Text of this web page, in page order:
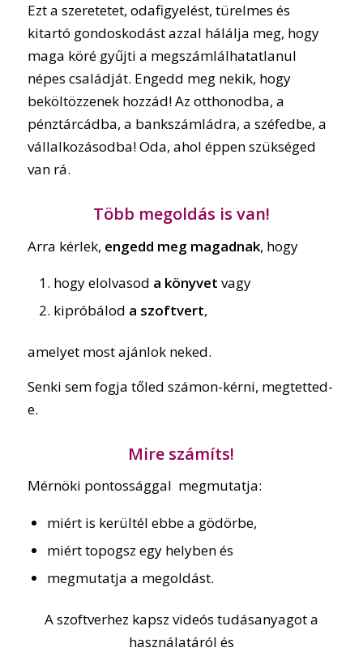
Ezt a szeretetet, odafigyelést, türelmes és
kitartó gondoskodást azzal hálálja meg, hogy
maga köré gyűjti a megszámlálhatatlanul
népes családját. Engedd meg nekik, hogy
beköltözzenek hozzád! Az otthonodba, a
pénztárcádba, a bankszámládra, a széfedbe, a
vállalkozásodba! Oda, ahol éppen szükséged
van rá.
Több megoldás is van!
Arra kérlek, engedd meg magadnak, hogy
hogy elolvasod a könyvet vagy
kipróbálod a szoftvert,
amelyet most ajánlok neked.
Senki sem fogja tőled számon-kérni, megtetted-
e.
Mire számíts!
Mérnöki pontossággal megmutatja:
miért is kerültél ebbe a gödörbe,
miért topogsz egy helyben és
megmutatja a megoldást.
A szoftverhez kapsz videós tudásanyagot a
használatáról és